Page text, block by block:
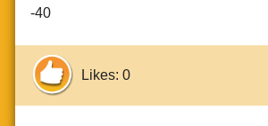
-40
Likes: 0